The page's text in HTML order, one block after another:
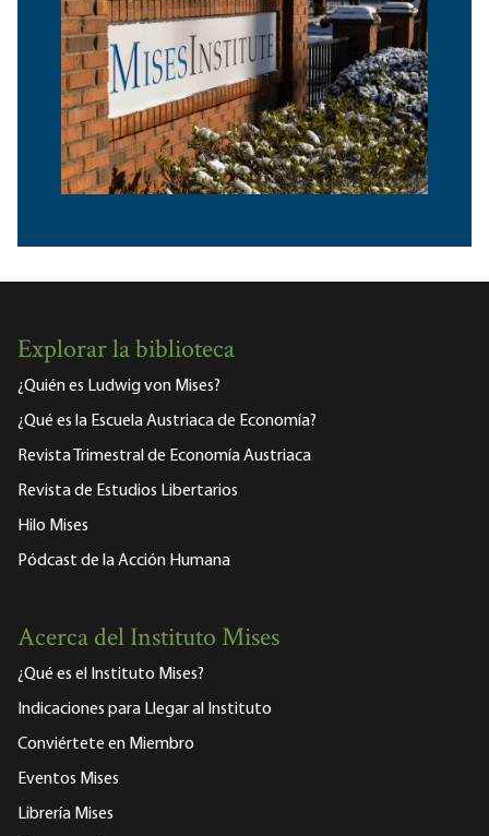
Explorar la biblioteca
¿Quién es Ludwig von Mises?
¿Qué es la Escuela Austriaca de Economía?
Revista Trimestral de Economía Austriaca
Revista de Estudios Libertarios
Hilo Mises
Pódcast de la Acción Humana
Acerca del Instituto Mises
¿Qué es el Instituto Mises?
Indicaciones para Llegar al Instituto
Conviértete en Miembro
Eventos Mises
Librería Mises